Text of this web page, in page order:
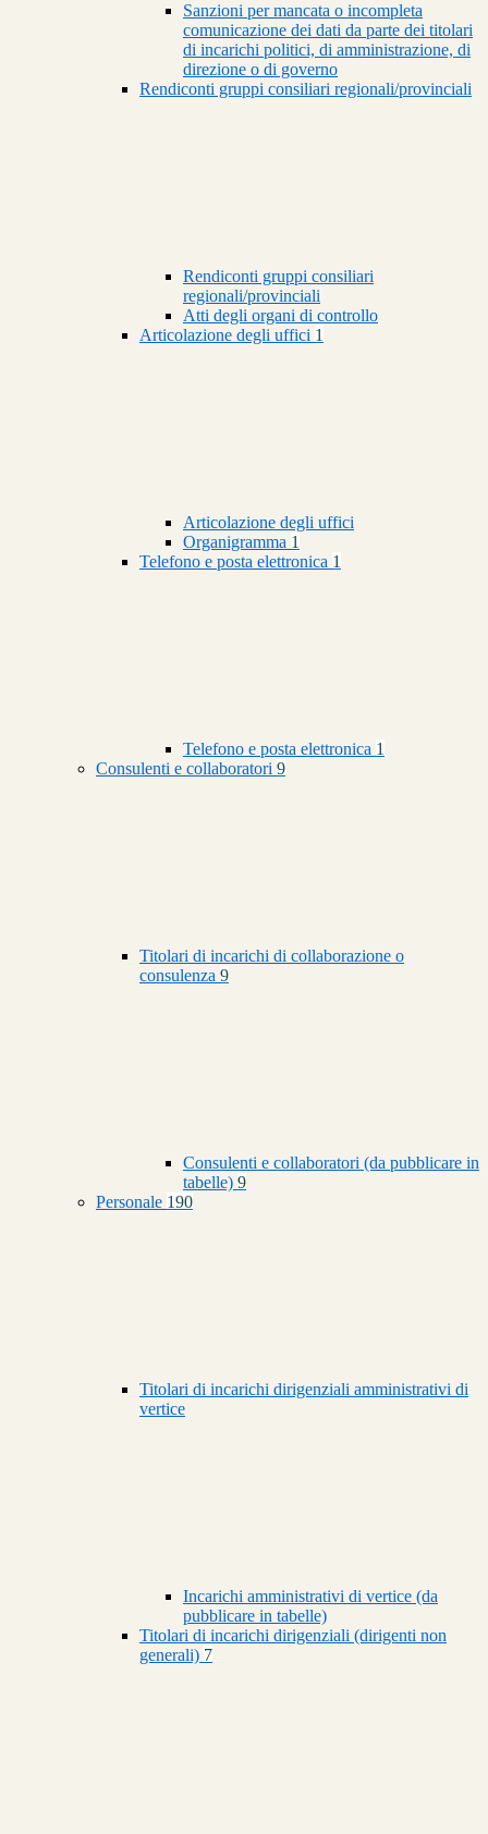
Sanzioni per mancata o incompleta
comunicazione dei dati da parte dei titolari
di incarichi politici, di amministrazione, di
direzione o di governo
Rendiconti gruppi consiliari regionali/provinciali
Rendiconti gruppi consiliari
regionali/provinciali
Atti degli organi di controllo
Articolazione degli uffici 1
Articolazione degli uffici
Organigramma 1
Telefono e posta elettronica 1
Telefono e posta elettronica 1
Consulenti e collaboratori 9
Titolari di incarichi di collaborazione o
consulenza 9
Consulenti e collaboratori (da pubblicare in
tabelle) 9
Personale 190
Titolari di incarichi dirigenziali amministrativi di
vertice
Incarichi amministrativi di vertice (da
pubblicare in tabelle)
Titolari di incarichi dirigenziali (dirigenti non
generali) 7